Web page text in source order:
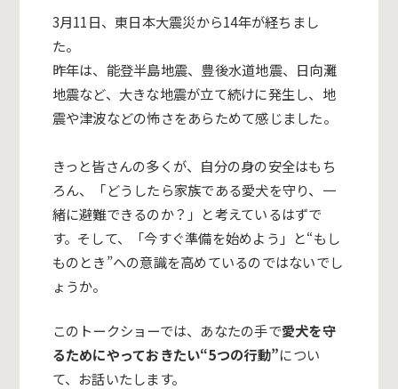
3月11日、東日本大震災から14年が経ちまし
た。
昨年は、 能登半島地震、豊後水道地震、日向灘
地震など、大きな地震が立て続けに発生し、地
震や津波などの怖さをあらためて感じました。
きっと皆さんの多くが、自分の身の安全はもち
ろん、「どうしたら家族である愛犬を守り、一
緒に避難できるのか？」と考えているはずで
す。そして、「今すぐ準備を始めよう」と“もし
ものとき”への意識を高めているのではないでし
ょうか。
このトークショーでは、あなたの手で愛犬を守
るためにやっておきたい“5つの行動”につい
て、お話いたします。